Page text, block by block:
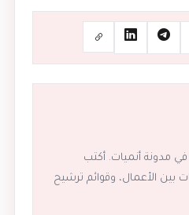
مدونة أنميات. أكتب
بين الأعمال، وقوائم ترشيح